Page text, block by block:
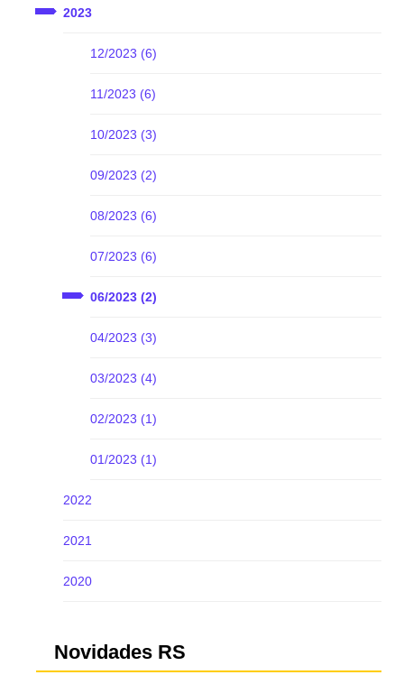
2023
12/2023 (6)
11/2023 (6)
10/2023 (3)
09/2023 (2)
08/2023 (6)
07/2023 (6)
06/2023 (2)
04/2023 (3)
03/2023 (4)
02/2023 (1)
01/2023 (1)
2022
2021
2020
Novidades RS